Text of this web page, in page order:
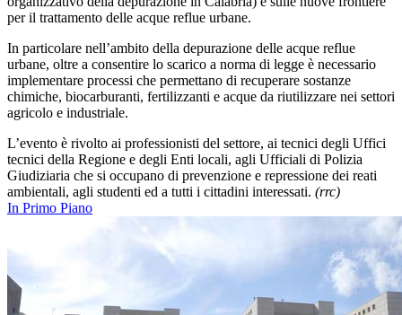
per il trattamento delle acque reflue urbane.
In particolare nell’ambito della depurazione delle acque reflue
urbane, oltre a consentire lo scarico a norma di legge è necessario
implementare processi che permettano di recuperare sostanze
chimiche, biocarburanti, fertilizzanti e acque da riutilizzare nei settori
agricolo e industriale.
L’evento è rivolto ai professionisti del settore, ai tecnici degli Uffici
tecnici della Regione e degli Enti locali, agli Ufficiali di Polizia
Giudiziaria che si occupano di prevenzione e repressione dei reati
ambientali, agli studenti ed a tutti i cittadini interessati. (rrc)
In Primo Piano